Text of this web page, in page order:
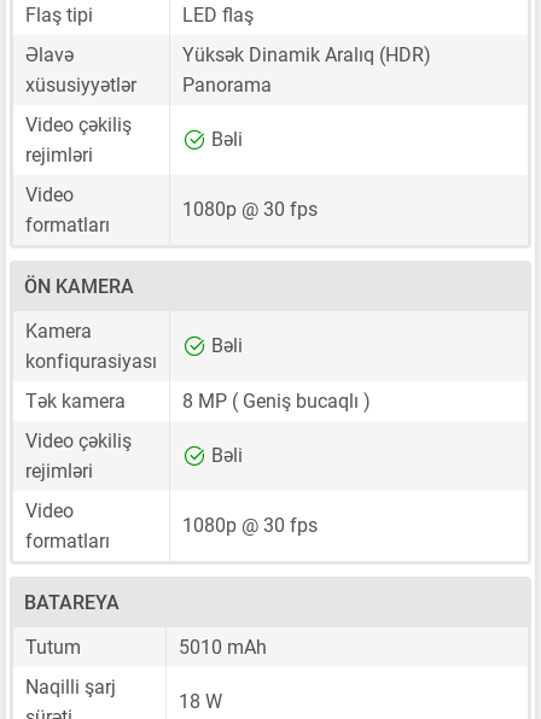
Flaş tipi
LED flaş
Əlavə
xüsusiyyətlər
Yüksək Dinamik Aralıq (HDR)
Panorama
Video çəkiliş
rejimləri
Bəli
Video
formatları
1080p @ 30 fps
ÖN KAMERA
Kamera
konfiqurasiyası
Bəli
Tək kamera 8 MP ( Geniş bucaqlı )
Video çəkiliş
rejimləri
Bəli
Video
formatları
1080p @ 30 fps
BATAREYA
Tutum
5010 mAh
Naqilli şarj
18 W